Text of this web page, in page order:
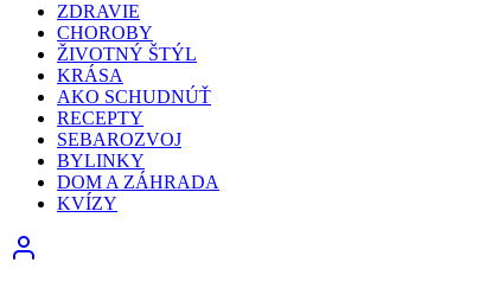
ZDRAVIE
CHOROBY
ŽIVOTNÝ ŠTÝL
KRÁSA
AKO SCHUDNÚŤ
RECEPTY
SEBAROZVOJ
BYLINKY
DOM A ZÁHRADA
KVÍZY